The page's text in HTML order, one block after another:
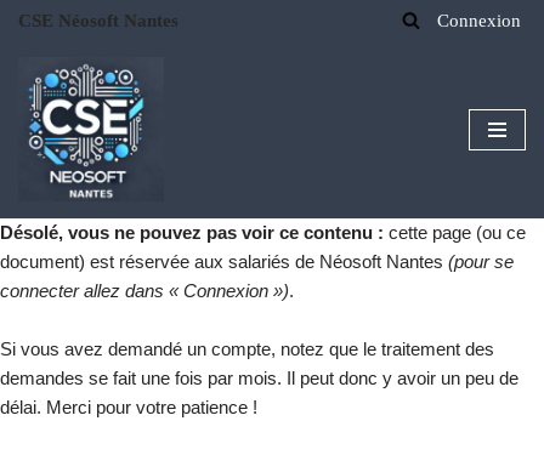
au
contenu
CSE Néosoft Nantes Connexion
Désolé, vous ne pouvez pas voir ce contenu : cette page (ou ce
document) est réservée aux salariés de Néosoft Nantes (pour se
connecter allez dans « Connexion »).
Si vous avez demandé un compte, notez que le traitement des
demandes se fait une fois par mois. Il peut donc y avoir un peu de
délai. Merci pour votre patience !